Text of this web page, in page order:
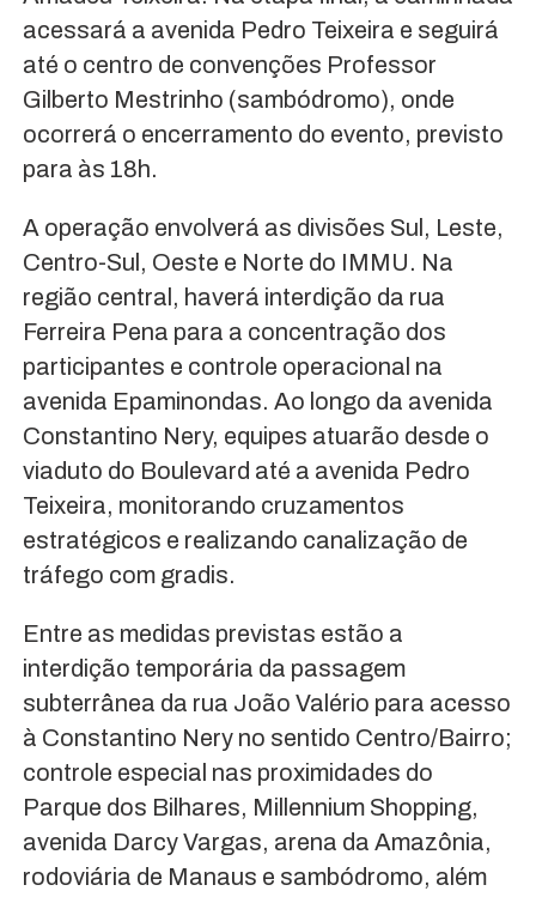
acessará a avenida Pedro Teixeira e seguirá
até o centro de convenções Professor
Gilberto Mestrinho (sambódromo), onde
ocorrerá o encerramento do evento, previsto
para às 18h.
A operação envolverá as divisões Sul, Leste,
Centro-Sul, Oeste e Norte do IMMU. Na
região central, haverá interdição da rua
Ferreira Pena para a concentração dos
participantes e controle operacional na
avenida Epaminondas. Ao longo da avenida
Constantino Nery, equipes atuarão desde o
viaduto do Boulevard até a avenida Pedro
Teixeira, monitorando cruzamentos
estratégicos e realizando canalização de
tráfego com gradis.
Entre as medidas previstas estão a
interdição temporária da passagem
subterrânea da rua João Valério para acesso
à Constantino Nery no sentido Centro/Bairro;
controle especial nas proximidades do
Parque dos Bilhares, Millennium Shopping,
avenida Darcy Vargas, arena da Amazônia,
rodoviária de Manaus e sambódromo, além